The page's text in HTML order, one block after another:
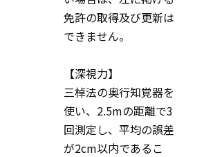
免許の取得及び更新は
できません。
【深視力】
三棹法の奥行知覚器を
使い、2.5mの距離で3
回測定し、平均の誤差
が2cm以内であるこ